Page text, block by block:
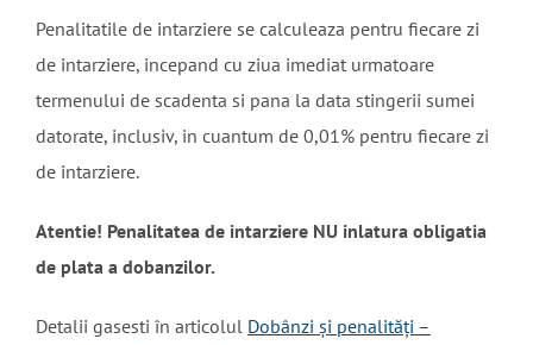
Penalitatile de intarziere se calculeaza pentru fiecare zi
de intarziere, incepand cu ziua imediat urmatoare
termenului de scadenta si pana la data stingerii sumei
datorate, inclusiv, in cuantum de 0,01% pentru fiecare zi
de intarziere.
Atentie! Penalitatea de intarziere NU inlatura obligatia
de plata a dobanzilor.
Detalii gasesti în articolul Dobânzi și penalități –